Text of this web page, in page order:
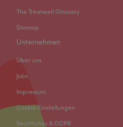
The Treatwell Glossary
Sitemap
Unternehmen
Über uns
Jobs
Impressum
Cookie-Einstellungen
Rechtliches & GDPR